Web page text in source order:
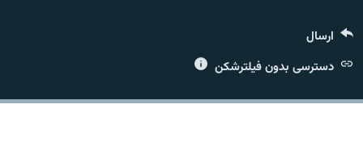
زبان‌های دیگر
ارسال
دسترسی بدون فیلترشکن